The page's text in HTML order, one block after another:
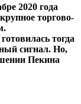
2020 года
торгово-
тогда
сигнал. Но,
Пекина